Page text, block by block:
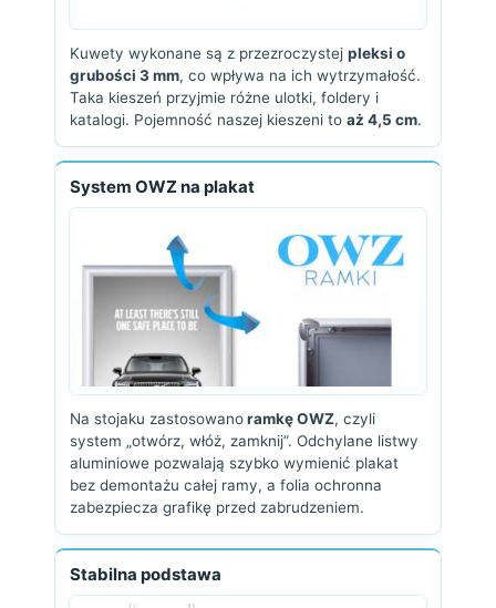
Kuwety wykonane są z przezroczystej pleksi o
grubości 3 mm, co wpływa na ich wytrzymałość.
Taka kieszeń przyjmie różne ulotki, foldery i
katalogi. Pojemność naszej kieszeni to aż 4,5 cm.
System OWZ na plakat
Na stojaku zastosowanoramkę OWZ, czyli
system „otwórz, włóż, zamknij”. Odchylane listwy
aluminiowe pozwalają szybko wymienić plakat
bez demontażu całej ramy, a folia ochronna
zabezpiecza grafikę przed zabrudzeniem.
Stabilna podstawa